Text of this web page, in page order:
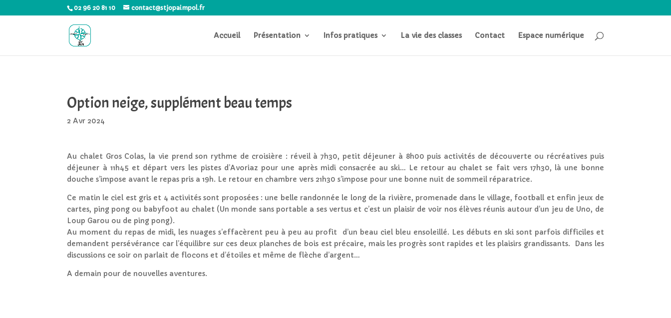
02 96 20 81 10 contact@stjopaimpol.fr
Accueil Présentation Infos pratiques La vie des classes Contact Espace numérique
Option neige, supplément beau temps
2 Avr 2024
Au chalet Gros Colas, la vie prend son rythme de croisière : réveil à 7h30, petit déjeuner à 8h00 puis activités de découverte ou récréatives puis
déjeuner à 11h45 et départ vers les pistes d’Avoriaz pour une après midi consacrée au ski… Le retour au chalet se fait vers 17h30, là une bonne
douche s’impose avant le repas pris a 19h. Le retour en chambre vers 21h30 s’impose pour une bonne nuit de sommeil réparatrice.
Ce matin le ciel est gris et 4 activités sont proposées : une belle randonnée le long de la rivière, promenade dans le village, football et enfin jeux de
cartes, ping pong ou babyfoot au chalet (Un monde sans portable a ses vertus et c’est un plaisir de voir nos élèves réunis autour d’un jeu de Uno, de
Loup Garou ou de ping pong).
Au moment du repas de midi, les nuages s’effacèrent peu à peu au profit d’un beau ciel bleu ensoleillé. Les débuts en ski sont parfois difficiles et
demandent persévérance car l’équilibre sur ces deux planches de bois est précaire, mais les progrès sont rapides et les plaisirs grandissants. Dans les
discussions ce soir on parlait de flocons et d’étoiles et même de flèche d’argent…
A demain pour de nouvelles aventures.